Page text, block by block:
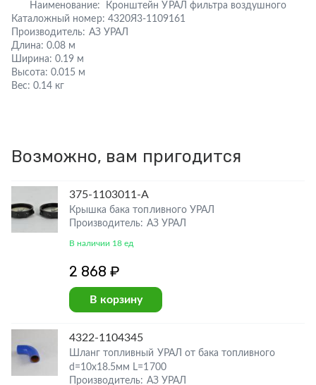
Наименование:
Кронштейн УРАЛ фильтра воздушного
Каталожный номер: 4320Я3-1109161
Производитель: АЗ УРАЛ
Длина: 0.08 м
Ширина: 0.19 м
Высота: 0.015 м
Вес: 0.14 кг
Возможно, вам пригодится
375-1103011-А
Крышка бака топливного УРАЛ
Производитель: АЗ УРАЛ
В наличии 18 ед
2 868 ₽
В корзину
4322-1104345
Шланг топливный УРАЛ от бака топливного
d=10х18.5мм L=1700
Производитель: АЗ УРАЛ